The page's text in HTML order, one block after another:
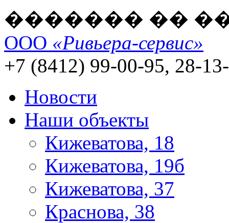
������� ��
ООО «Ривьера-сервис»
+7 (8412) 99-00-95, 28-
Новости
Наши объекты
Кижеватова, 18
Кижеватова, 19б
Кижеватова, 37
Краснова, 38